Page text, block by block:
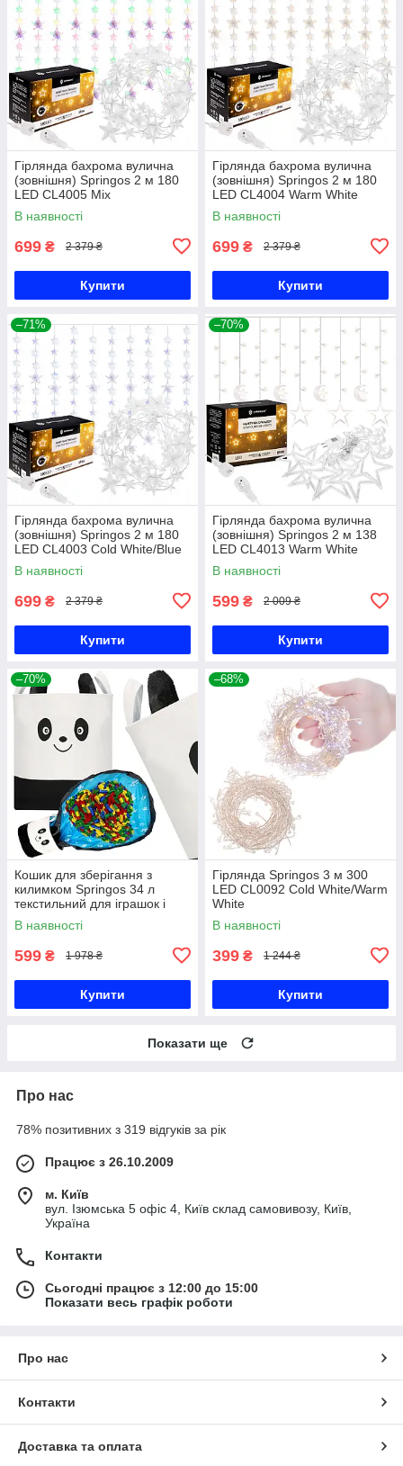
Гірлянда бахрома вулична
(зовнішня) Springos 2 м 180
LED CL4005 Mix
В наявності
699 ₴ 2 379 ₴
Купити
Гірлянда бахрома вулична
(зовнішня) Springos 2 м 180
LED CL4004 Warm White
В наявності
699 ₴ 2 379 ₴
Купити
–71%
Гірлянда бахрома вулична
(зовнішня) Springos 2 м 180
LED CL4003 Cold White/Blue
В наявності
699 ₴ 2 379 ₴
Купити
–70%
Гірлянда бахрома вулична
(зовнішня) Springos 2 м 138
LED CL4013 Warm White
В наявності
599 ₴ 2 009 ₴
Купити
–70%
Кошик для зберігання з
килимком Springos 34 л
текстильний для іграшок і
аксесуарів HA0134
В наявності
599 ₴ 1 978 ₴
Купити
–68%
Гірлянда Springos 3 м 300
LED CL0092 Cold White/Warm
White
В наявності
399 ₴ 1 244 ₴
Купити
Показати ще
Про нас
78% позитивних з 319 відгуків за рік
Працює з 26.10.2009
м. Київ
вул. Ізюмська 5 офіс 4, Київ склад самовивозу, Київ,
Україна
Контакти
Сьогодні працює з 12:00 до 15:00
Показати весь графік роботи
Про нас
Контакти
Доставка та оплата